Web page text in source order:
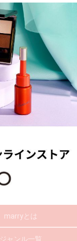
marryとは
ジャンル一覧